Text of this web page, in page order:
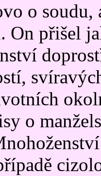
o soudu,
On přišel
o